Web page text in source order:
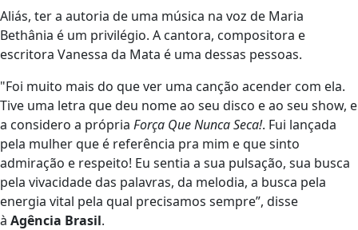
Aliás, ter a autoria de uma música na voz de Maria
Bethânia é um privilégio. A cantora, compositora e
escritora Vanessa da Mata é uma dessas pessoas.
"Foi muito mais do que ver uma canção acender com ela.
Tive uma letra que deu nome ao seu disco e ao seu show, e
a considero a própria Força Que Nunca Seca!. Fui lançada
pela mulher que é referência pra mim e que sinto
admiração e respeito! Eu sentia a sua pulsação, sua busca
pela vivacidade das palavras, da melodia, a busca pela
energia vital pela qual precisamos sempre”, disse
à Agência Brasil.